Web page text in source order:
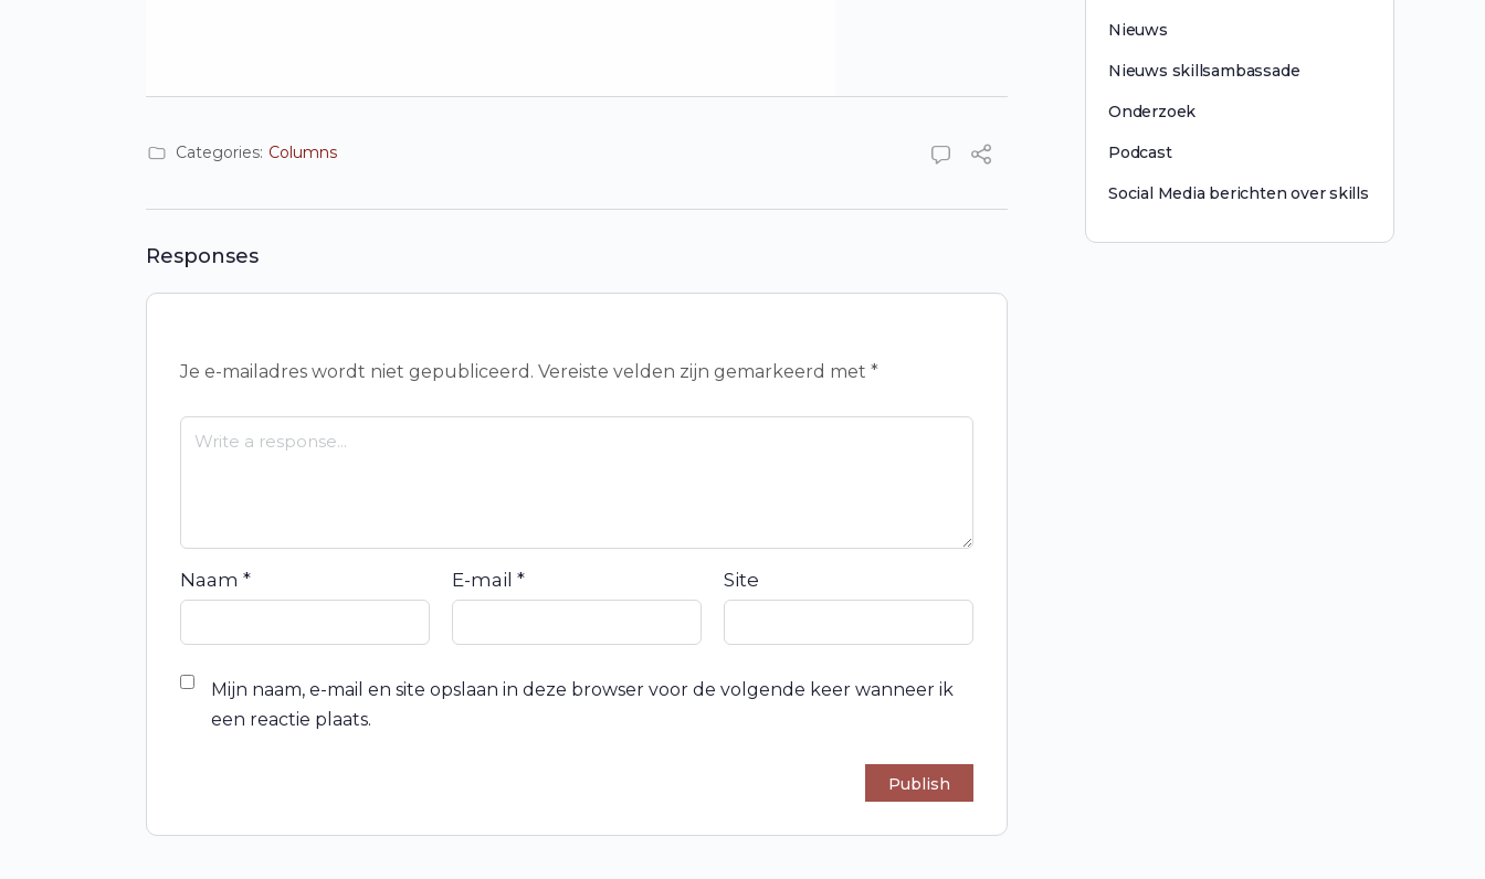
Categories: Columns
Responses
Je e-mailadres wordt niet gepubliceerd. Vereiste velden zijn gemarkeerd met *
Naam * E-mail * Site
Mijn naam, e-mail en site opslaan in deze browser voor de volgende keer wanneer ik
een reactie plaats.
Nieuws
Nieuws skillsambassade
Onderzoek
Podcast
Social Media berichten over skills